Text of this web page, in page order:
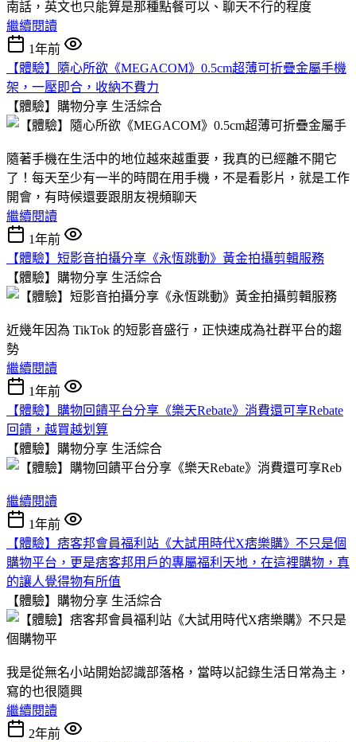
南話，英文也只能算是那種點餐可以、聊天不行的程度
繼續閱讀
1年前
【體驗】隨心所欲《MEGACOM》0.5cm超薄可折疊金屬手機
架，一壓即合，收納不費力
【體驗】購物分享 生活綜合
隨著手機在生活中的地位越來越重要，我真的已經離不開它
了！每天至少有一半的時間在用手機，不是看影片，就是工作
開會，有時候還要跟朋友視頻聊天
繼續閱讀
1年前
【體驗】短影音拍攝分享《永恆跳動》黃金拍攝剪輯服務
【體驗】購物分享 生活綜合
近幾年因為 TikTok 的短影音盛行，正快速成為社群平台的趨
勢
繼續閱讀
1年前
【體驗】購物回饋平台分享《樂天Rebate》消費還可享Rebate
回饋，越買越划算
【體驗】購物分享 生活綜合
繼續閱讀
1年前
【體驗】痞客邦會員福利站《大試用時代X痞樂購》不只是個
購物平台，更是痞客邦用戶的專屬福利天地，在這裡購物，真
的讓人覺得物有所值
【體驗】購物分享 生活綜合
我是從無名小站開始認識部落格，當時以記錄生活日常為主，
寫的也很隨興
繼續閱讀
2年前